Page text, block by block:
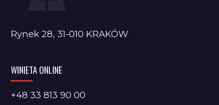
Rynek 28, 31-010 KRAKÓW
WINIETA ONLINE
+48 33 813 90 00